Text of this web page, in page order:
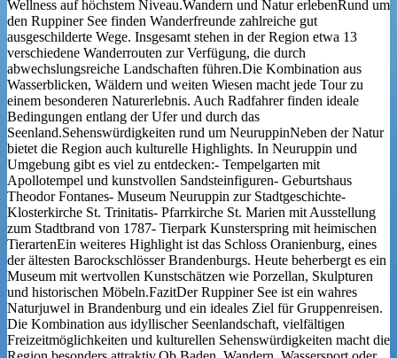
Wellness auf höchstem Niveau.Wandern und Natur erlebenRund um
den Ruppiner See finden Wanderfreunde zahlreiche gut
ausgeschilderte Wege. Insgesamt stehen in der Region etwa 13
verschiedene Wanderrouten zur Verfügung, die durch
abwechslungsreiche Landschaften führen.Die Kombination aus
Wasserblicken, Wäldern und weiten Wiesen macht jede Tour zu
einem besonderen Naturerlebnis. Auch Radfahrer finden ideale
Bedingungen entlang der Ufer und durch das
Seenland.Sehenswürdigkeiten rund um NeuruppinNeben der Natur
bietet die Region auch kulturelle Highlights. In Neuruppin und
Umgebung gibt es viel zu entdecken:- Tempelgarten mit
Apollotempel und kunstvollen Sandsteinfiguren- Geburtshaus
Theodor Fontanes- Museum Neuruppin zur Stadtgeschichte-
Klosterkirche St. Trinitatis- Pfarrkirche St. Marien mit Ausstellung
zum Stadtbrand von 1787- Tierpark Kunsterspring mit heimischen
TierartenEin weiteres Highlight ist das Schloss Oranienburg, eines
der ältesten Barockschlösser Brandenburgs. Heute beherbergt es ein
Museum mit wertvollen Kunstschätzen wie Porzellan, Skulpturen
und historischen Möbeln.FazitDer Ruppiner See ist ein wahres
Naturjuwel in Brandenburg und ein ideales Ziel für Gruppenreisen.
Die Kombination aus idyllischer Seenlandschaft, vielfältigen
Freizeitmöglichkeiten und kulturellen Sehenswürdigkeiten macht die